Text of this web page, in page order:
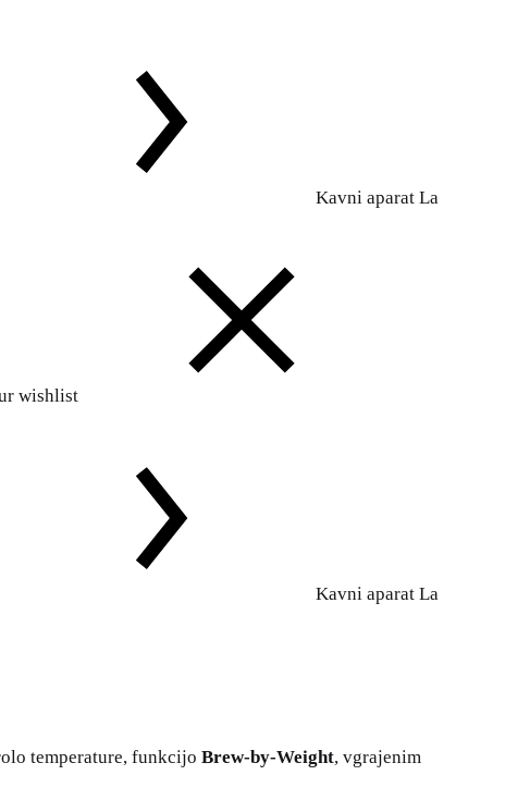
Kavni aparat La
wishlist
Kavni aparat La
temperature, funkcijo Brew-by-Weight, vgrajenim